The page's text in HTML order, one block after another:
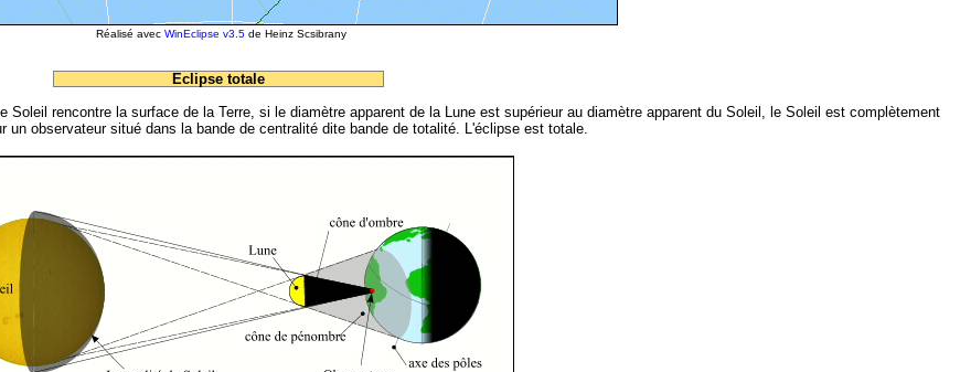
Réalisé avec WinEclipse v3.5 de Heinz Scsibrany
Eclipse totale
rencontre la surface de la Terre, si le diamètre apparent de la Lune est supérieur au diamètre apparent du Soleil, le Soleil est complètement
un observateur situé dans la bande de centralité dite bande de totalité. L'éclipse est totale.